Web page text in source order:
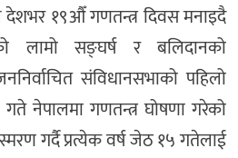
१९औँ गणतन्त्र दिवस मनाइदै
लामो सङ्घर्ष र बलिदानको
संविधानसभाको पहिलो
नेपालमा गणतन्त्र घोषणा गरेको
गर्दै प्रत्येक वर्ष जेठ १५ गतेलाई